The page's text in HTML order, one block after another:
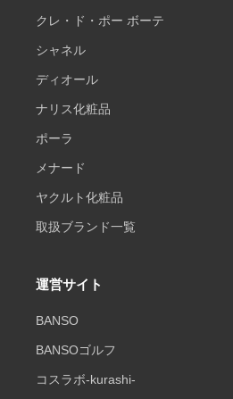
クレ・ド・ポー ボーテ
シャネル
ディオール
ナリス化粧品
ポーラ
メナード
ヤクルト化粧品
取扱ブランド一覧
運営サイト
BANSO
BANSOゴルフ
コスラボ-kurashi-